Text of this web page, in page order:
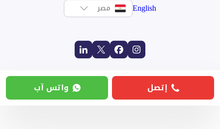
English مصر
إتصل واتس آب